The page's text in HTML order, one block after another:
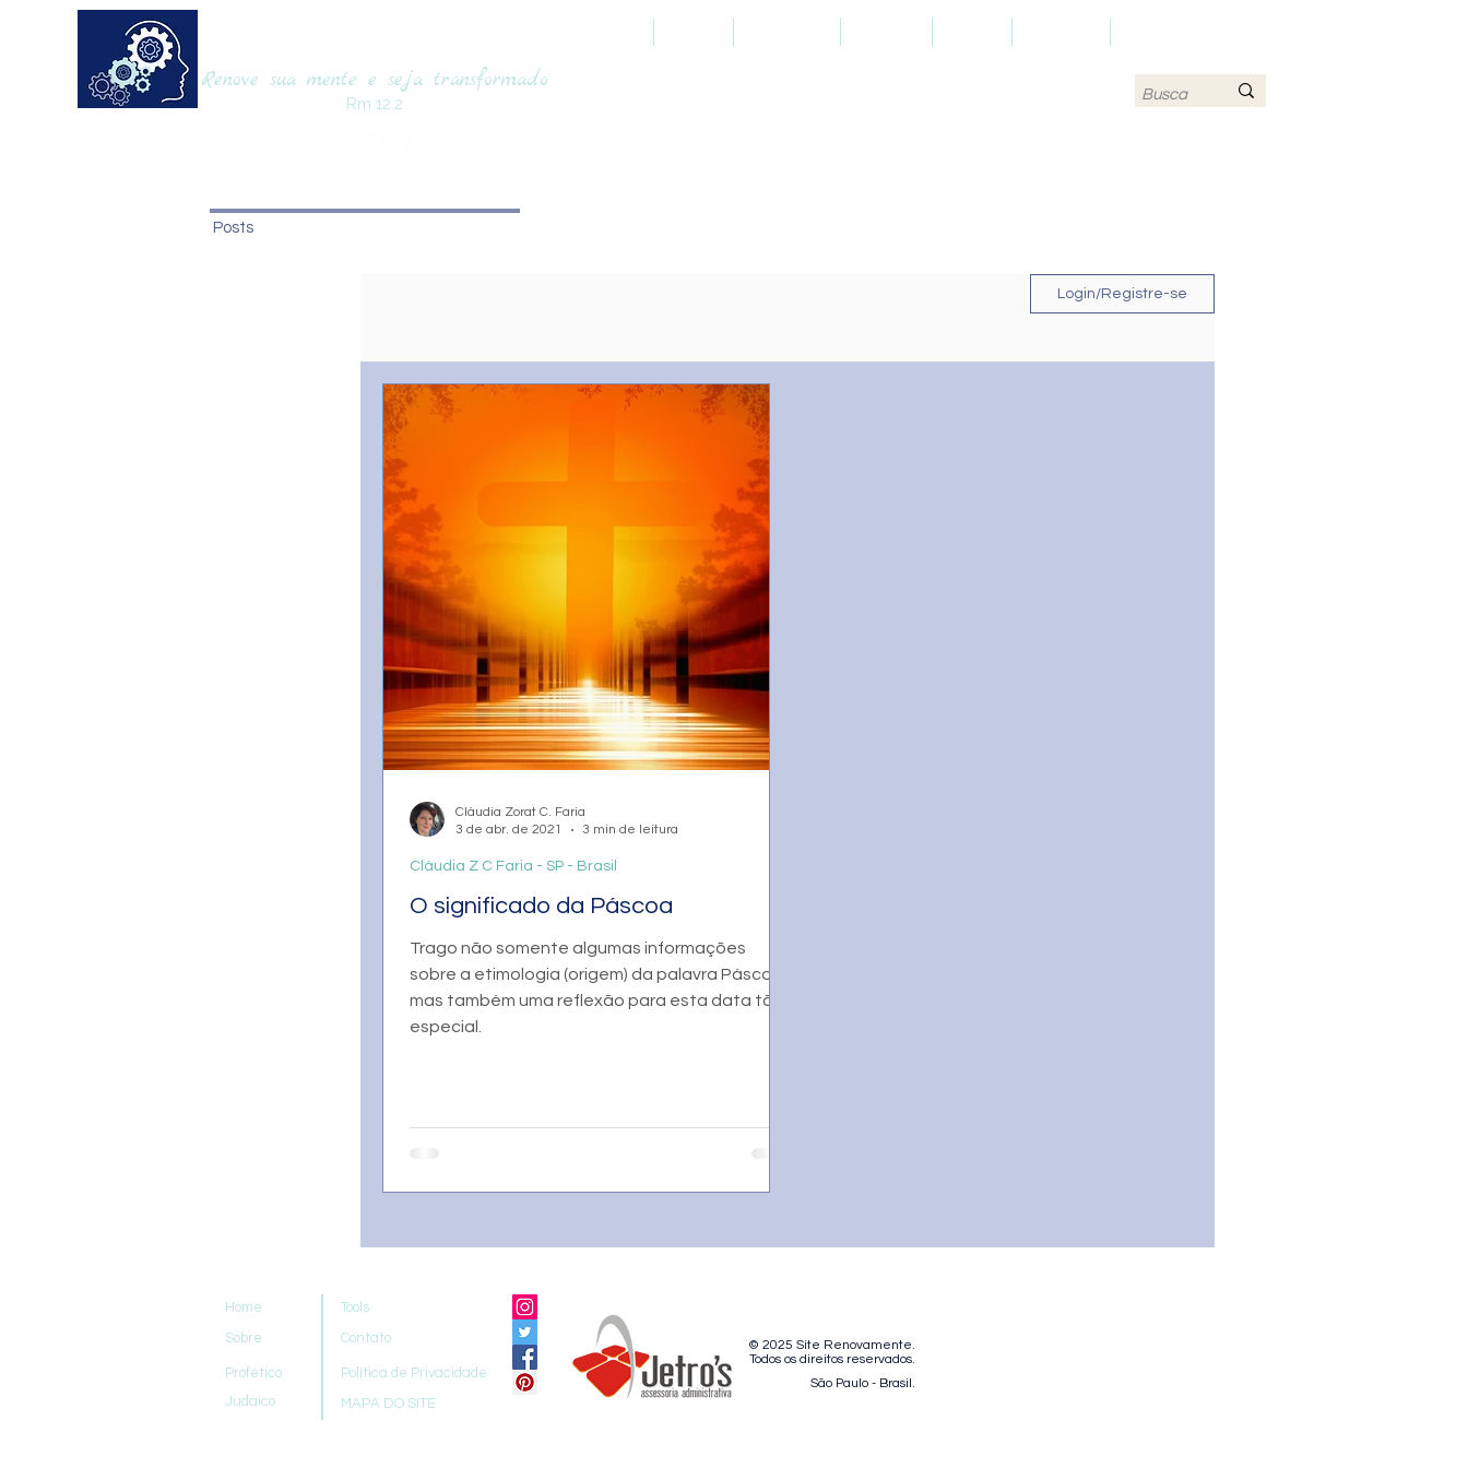
Renove sua mente e seja transformado
Rm 12.2
Posts
Login/Registre-se
O significado da Páscoa
Trago não somente algumas informações
sobre a etimologia (origem) da palavra Páscoa,
mas também uma reflexão para esta data tão
especial.
Cláudia Z C Faria - SP - Brasil
Cláudia Zorat C. Faria
3 de abr. de 2021
3 min de leitura
Home
Sobre
Profético
Judaico
Tools
Contato
Política de Privacidade
MAPA DO SITE
© 2025 Site Renovamente.
Todos os direitos reservados.
São Paulo - Brasil.